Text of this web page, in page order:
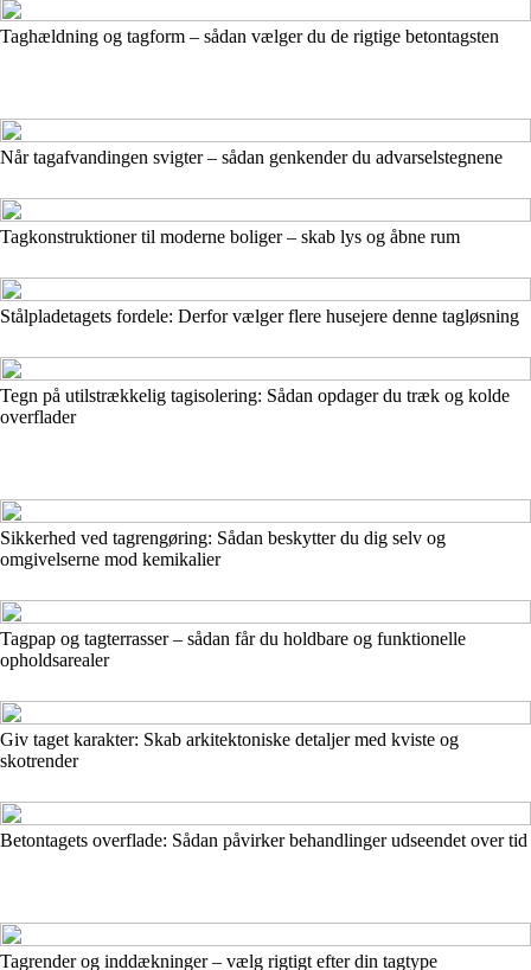
Taghældning og tagform – sådan vælger du de rigtige betontagsten
Når tagafvandingen svigter – sådan genkender du advarselstegnene
Tagkonstruktioner til moderne boliger – skab lys og åbne rum
Stålpladetagets fordele: Derfor vælger flere husejere denne tagløsning
Tegn på utilstrækkelig tagisolering: Sådan opdager du træk og kolde
overflader
Sikkerhed ved tagrengøring: Sådan beskytter du dig selv og
omgivelserne mod kemikalier
Tagpap og tagterrasser – sådan får du holdbare og funktionelle
opholdsarealer
Giv taget karakter: Skab arkitektoniske detaljer med kviste og
skotrender
Betontagets overflade: Sådan påvirker behandlinger udseendet over tid
Tagrender og inddækninger – vælg rigtigt efter din tagtype